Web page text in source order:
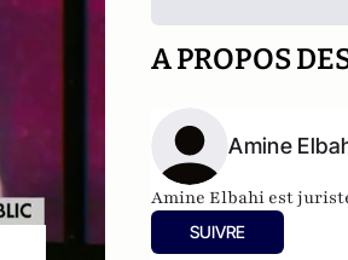
A PROPOS
Amine
Amine Elbahi est
SUIVRE